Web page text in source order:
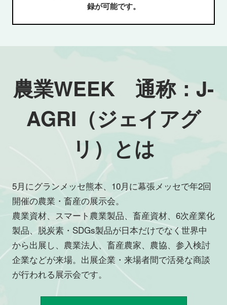
録が可能です。
農業WEEK 通称：J-
AGRI（ジェイアグ
リ）とは
5月にグランメッセ熊本、10月に幕張メッセで年2回
開催の農業・畜産の展示会。
農業資材、スマート農業製品、畜産資材、6次産業化
製品、脱炭素・SDGs製品が日本だけでなく世界中
から出展し、農業法人、畜産農家、農協、参入検討
企業などが来場。出展企業・来場者間で活発な商談
が行われる展示会です。